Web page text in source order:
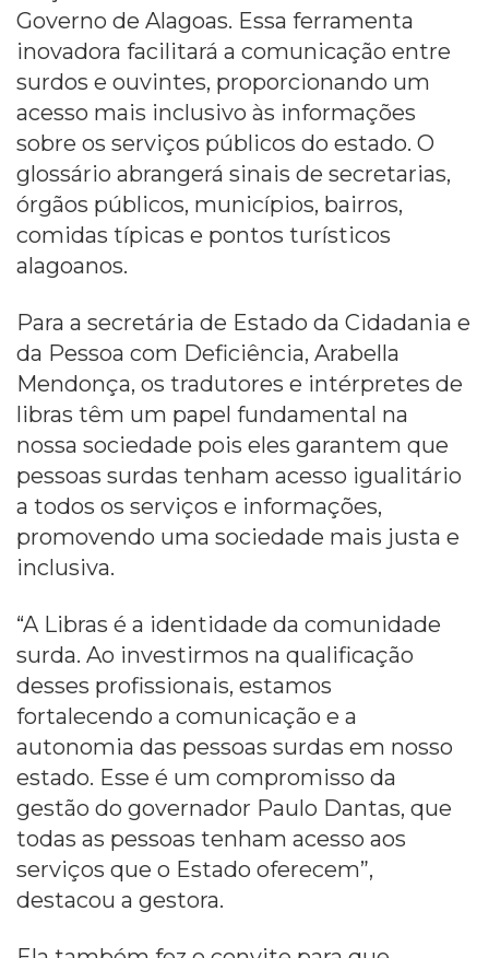
Governo de Alagoas. Essa ferramenta
inovadora facilitará a comunicação entre
surdos e ouvintes, proporcionando um
acesso mais inclusivo às informações
sobre os serviços públicos do estado. O
glossário abrangerá sinais de secretarias,
órgãos públicos, municípios, bairros,
comidas típicas e pontos turísticos
alagoanos.
Para a secretária de Estado da Cidadania e
da Pessoa com Deficiência, Arabella
Mendonça, os tradutores e intérpretes de
libras têm um papel fundamental na
nossa sociedade pois eles garantem que
pessoas surdas tenham acesso igualitário
a todos os serviços e informações,
promovendo uma sociedade mais justa e
inclusiva.
“A Libras é a identidade da comunidade
surda. Ao investirmos na qualificação
desses profissionais, estamos
fortalecendo a comunicação e a
autonomia das pessoas surdas em nosso
estado. Esse é um compromisso da
gestão do governador Paulo Dantas, que
todas as pessoas tenham acesso aos
serviços que o Estado oferecem”,
destacou a gestora.